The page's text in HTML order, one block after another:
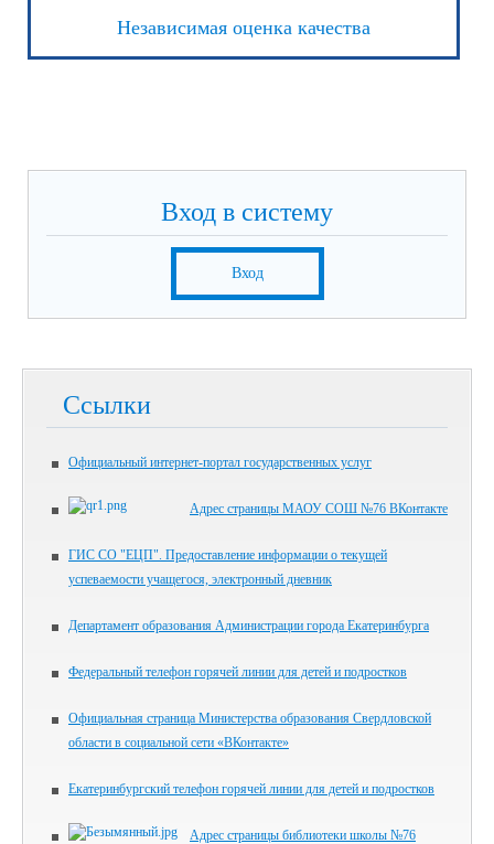
Независимая оценка качества
Вход в систему
Вход
Ссылки
Официальный интернет-портал государственных услуг
Адрес страницы МАОУ СОШ №76 ВКонтакте
ГИС СО "ЕЦП". Предоставление информации о текущей
успеваемости учащегося, электронный дневник
Департамент образования Администрации города Екатеринбурга
Федеральный телефон горячей линии для детей и подростков
Официальная страница Министерства образования Свердловской
области в социальной сети «ВКонтакте»
Екатеринбургский телефон горячей линии для детей и подростков
Адрес страницы библиотеки школы №76